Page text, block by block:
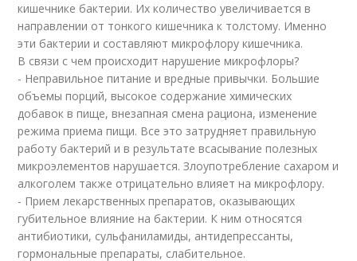
кишечнике бактерии. Их количество увеличивается в
направлении от тонкого кишечника к толстому. Именно
эти бактерии и составляют микрофлору кишечника.
В связи с чем происходит нарушение микрофлоры?
- Неправильное питание и вредные привычки. Большие
объемы порций, высокое содержание химических
добавок в пище, внезапная смена рациона, изменение
режима приема пищи. Все это затрудняет правильную
работу бактерий и в результате всасывание полезных
микроэлементов нарушается. Злоупотребление сахаром и
алкоголем также отрицательно влияет на микрофлору.
- Прием лекарственных препаратов, оказывающих
губительное влияние на бактерии. К ним относятся
антибиотики, сульфаниламиды, антидепрессанты,
гормональные препараты, слабительное.